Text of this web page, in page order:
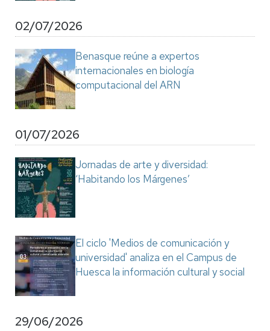
02/07/2026
Benasque reúne a expertos
internacionales en biología
computacional del ARN
01/07/2026
Jornadas de arte y diversidad:
‘Habitando los Márgenes’
El ciclo 'Medios de comunicación y
universidad' analiza en el Campus de
Huesca la información cultural y social
29/06/2026